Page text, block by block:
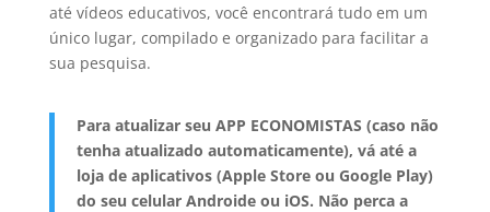
até vídeos educativos, você encontrará tudo em um
único lugar, compilado e organizado para facilitar a
sua pesquisa.
Para atualizar seu APP ECONOMISTAS (caso não
tenha atualizado automaticamente), vá até a
loja de aplicativos (Apple Store ou Google Play)
do seu celular Androide ou iOS. Não perca a